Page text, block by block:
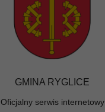
GMINA RYGLICE
Oficjalny serwis internetowy